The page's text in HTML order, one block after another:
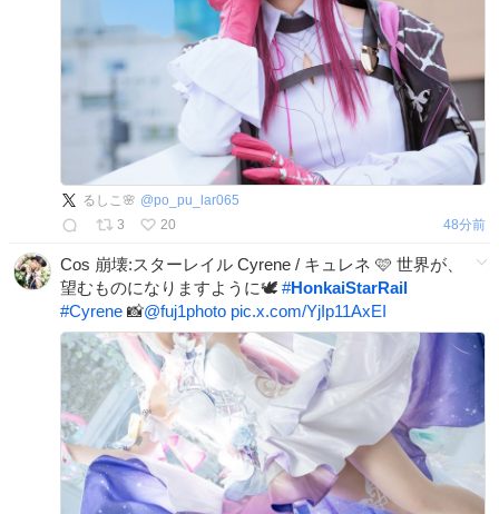
るしこ🌸 @po_pu_lar065
3
20 48分前
Cos 崩壊:スターレイル Cyrene / キュレネ 🩷 世界が、
望むものになりますように🕊️ #HonkaiStarRail
#Cyrene 📸@fuj1photo pic.x.com/YjIp11AxEI